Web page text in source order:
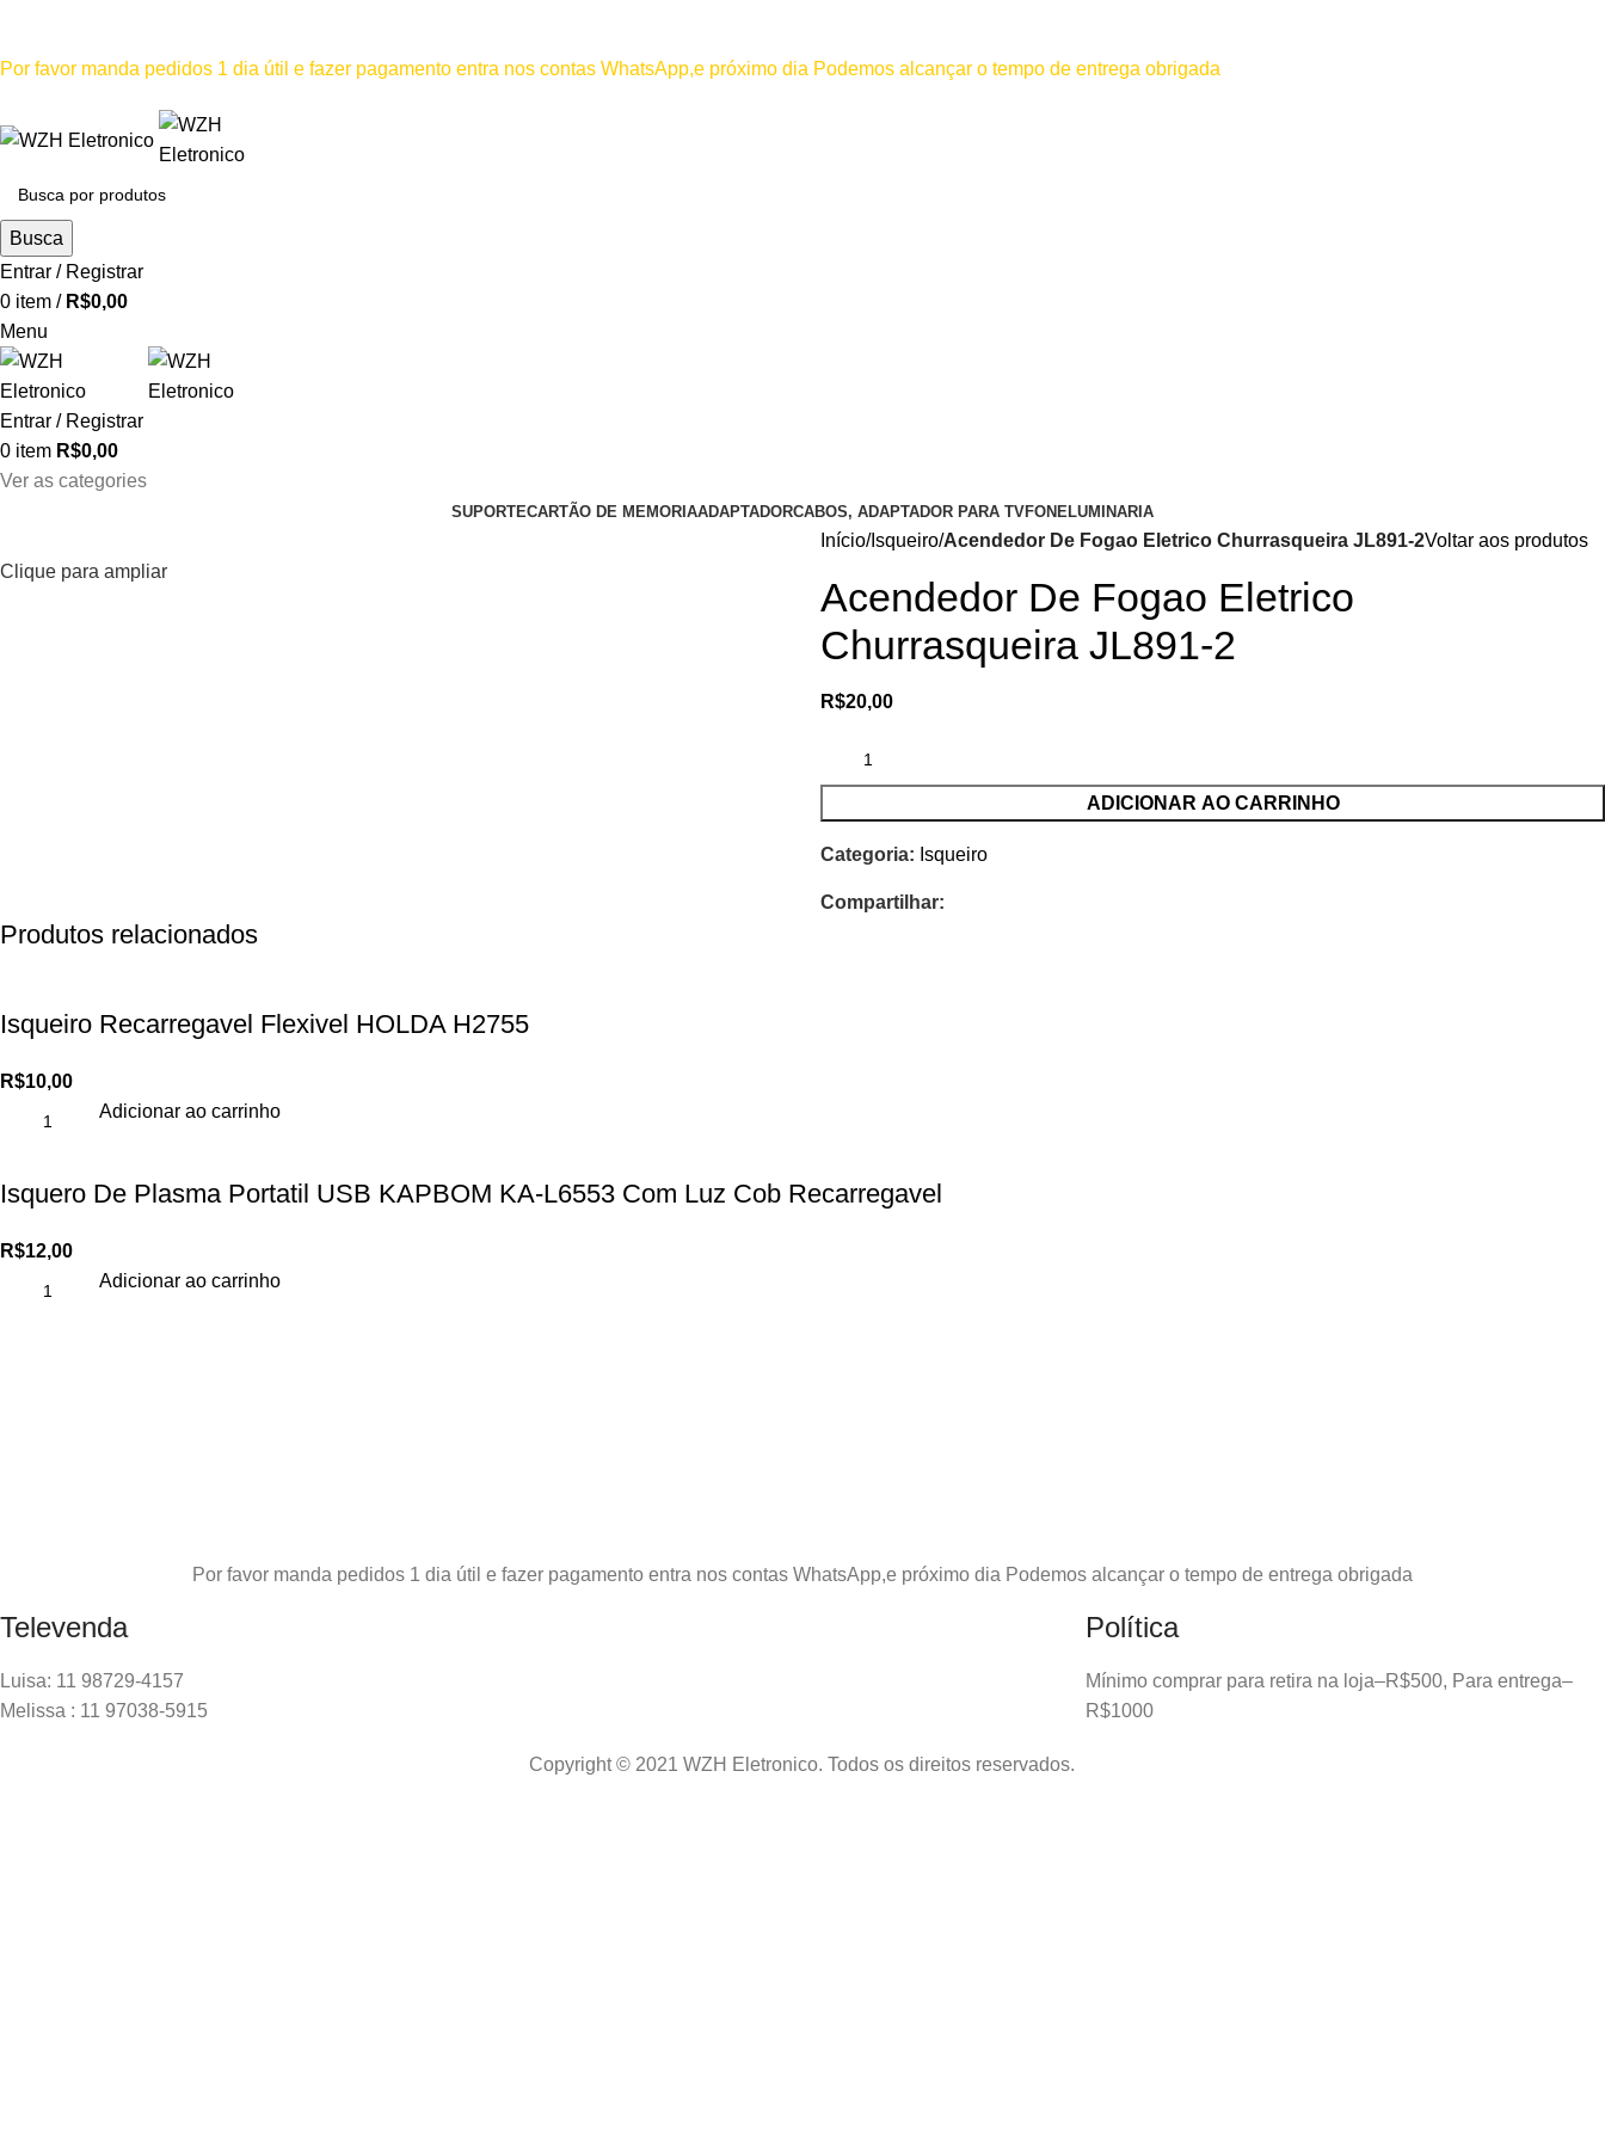
Por favor manda pedidos 1 dia útil e fazer pagamento entra nos contas WhatsApp,e próximo dia Podemos alcançar o tempo de entrega obrigada
Busca
Entrar / Registrar
0 item / R$0,00
Menu
Entrar / Registrar
0 item R$0,00
Ver as categories
SUPORTECARTÃO DE MEMORIAADAPTADORCABOS, ADAPTADOR PARA TVFONELUMINARIA
Clique para ampliar
Início Isqueiro Acendedor De Fogao Eletrico Churrasqueira JL891-2Voltar aos produtos
Acendedor De Fogao Eletrico
Churrasqueira JL891-2
R$20,00
ADICIONAR AO CARRINHO
Categoria: Isqueiro
Compartilhar:
Produtos relacionados
Isqueiro Recarregavel Flexivel HOLDA H2755
R$10,00
Adicionar ao carrinho
Isquero De Plasma Portatil USB KAPBOM KA-L6553 Com Luz Cob Recarregavel
R$12,00
Adicionar ao carrinho
Por favor manda pedidos 1 dia útil e fazer pagamento entra nos contas WhatsApp,e próximo dia Podemos alcançar o tempo de entrega obrigada
Televenda
Luisa: 11 98729-4157
Melissa : 11 97038-5915
Política
Mínimo comprar para retira na loja–R$500, Para entrega–
R$1000
Copyright © 2021 WZH Eletronico. Todos os direitos reservados.